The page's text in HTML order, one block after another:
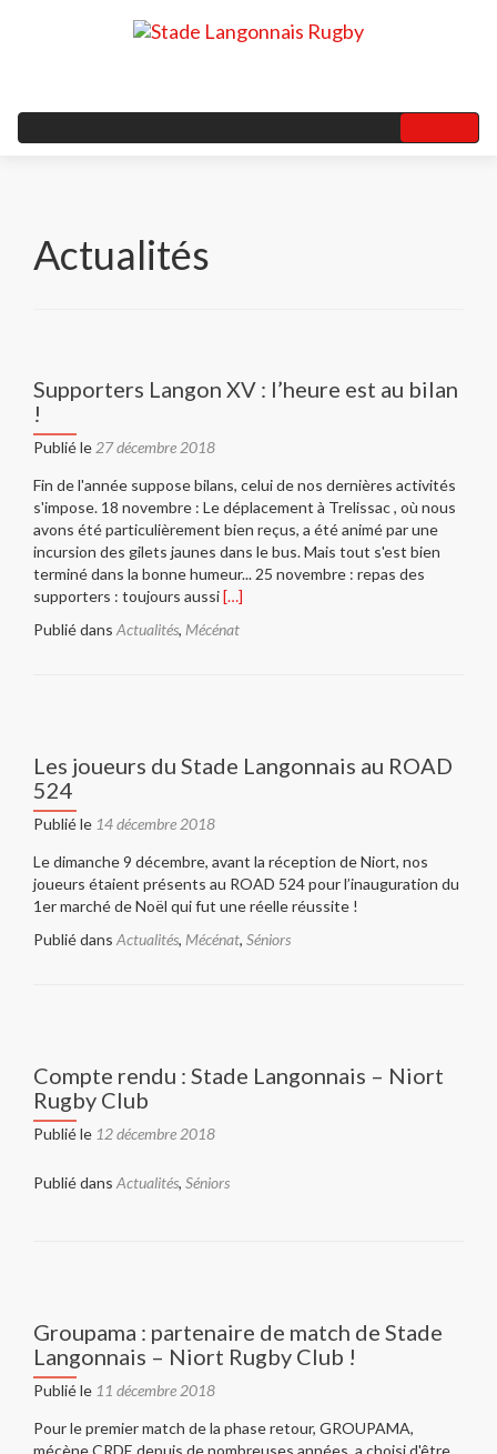
Actualités
Supporters Langon XV : l’heure est au bilan
!
Publié le 27 décembre 2018
Fin de l'année suppose bilans, celui de nos dernières activités
s'impose. 18 novembre : Le déplacement à Trelissac , où nous
avons été particulièrement bien reçus, a été animé par une
incursion des gilets jaunes dans le bus. Mais tout s'est bien
terminé dans la bonne humeur... 25 novembre : repas des
supporters : toujours aussiEn
plus
est
[…]
Publié dans Actualités, Mécénat
Les joueurs du Stade Langonnais au ROAD
524
Publié le 14 décembre 2018
Le dimanche 9 décembre, avant la réception de Niort, nos
joueurs étaient présents au ROAD 524 pour l’inauguration du
1er marché de Noël qui fut une réelle réussite !
Publié dans Actualités, Mécénat, Séniors
Compte rendu : Stade Langonnais – Niort
Rugby Club
Publié le 12 décembre 2018
Publié dans Actualités, Séniors
Groupama : partenaire de match de Stade
Langonnais – Niort Rugby Club !
Publié le 11 décembre 2018
Pour le premier match de la phase retour, GROUPAMA,
mécène CRDE depuis de nombreuses années, a choisi d'être
des
articles